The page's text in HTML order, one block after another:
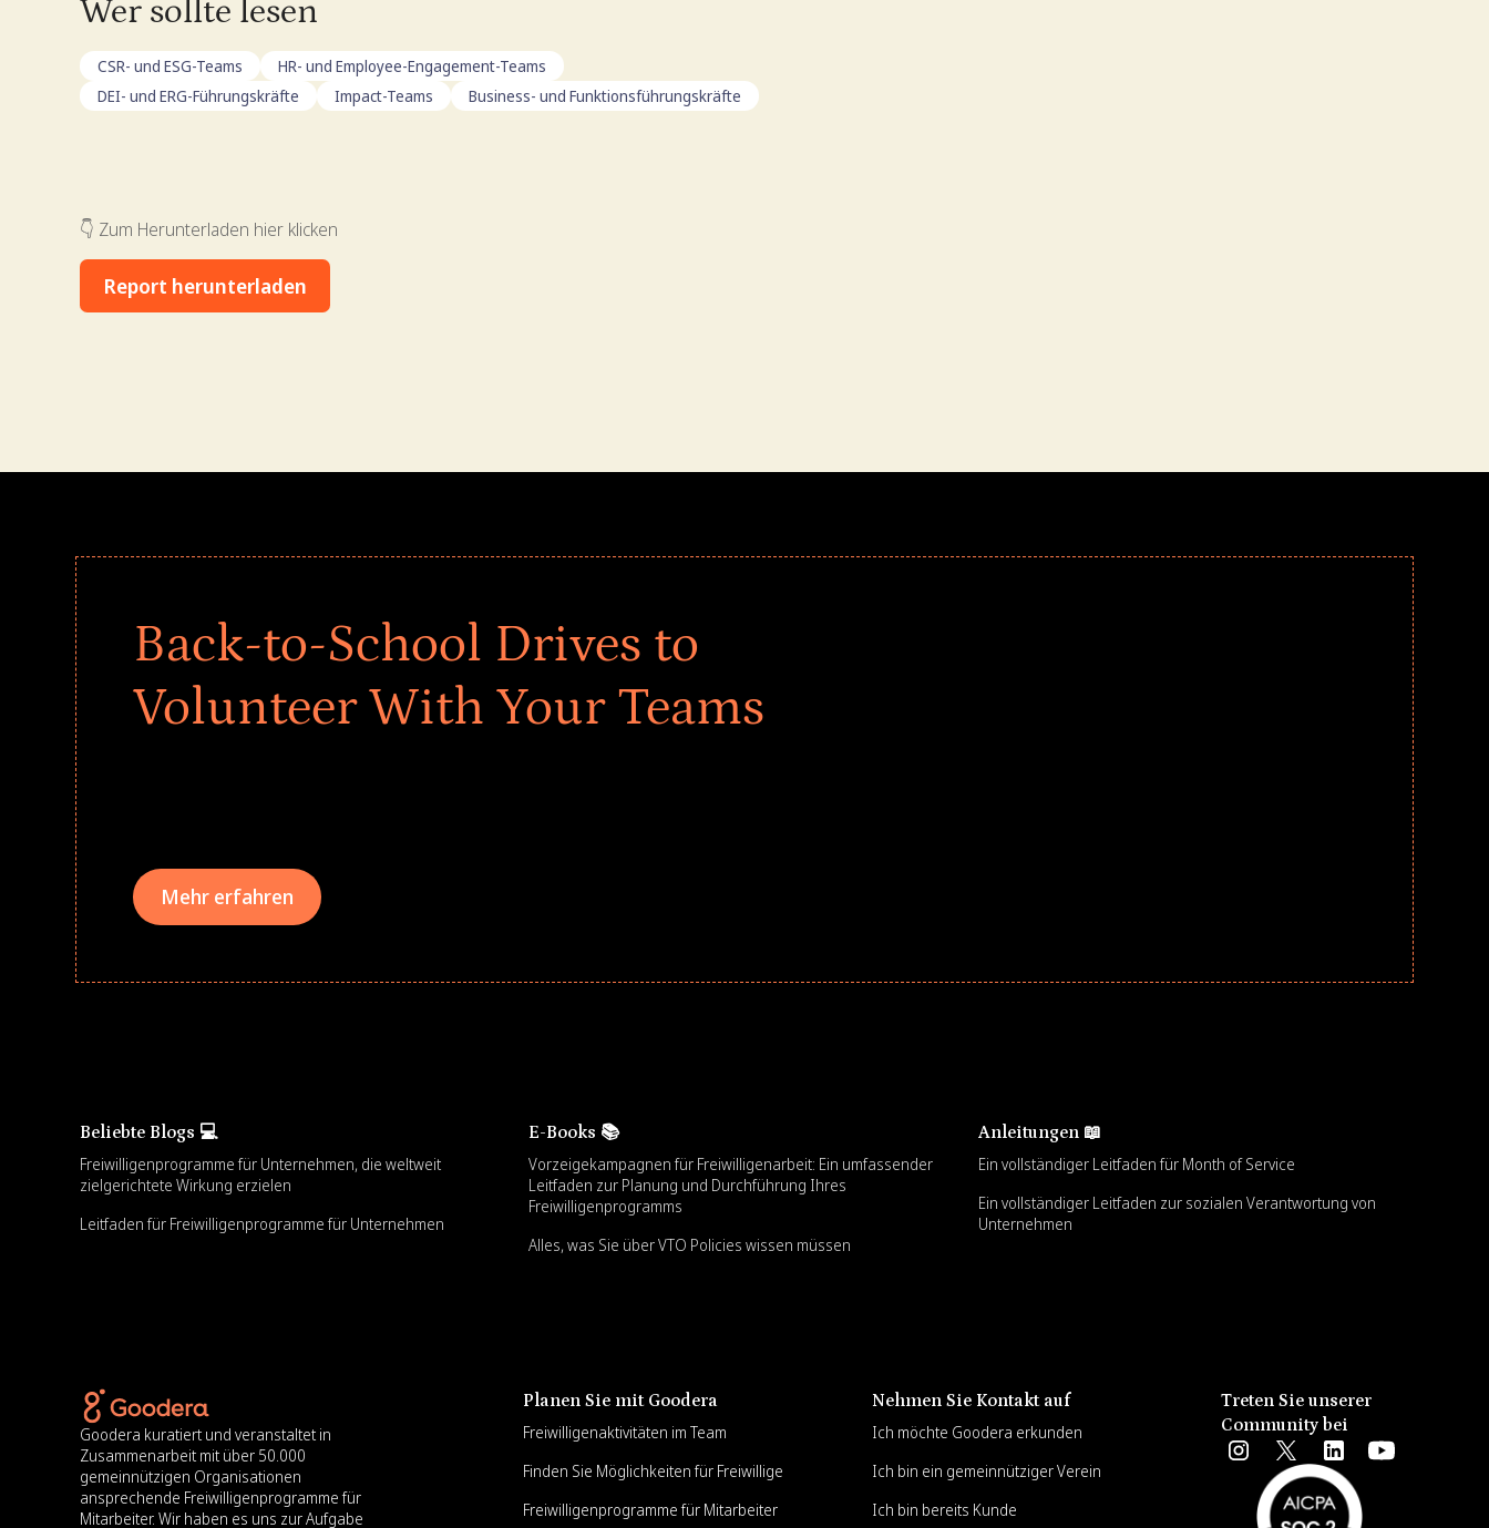
Wer sollte lesen
CSR- und ESG-Teams
HR- und Employee-Engagement-Teams
DEI- und ERG-Führungskräfte
Impact-Teams Business- und Funktionsführungskräfte
👇 Zum Herunterladen hier klicken
Report herunterladen
Back-to-School Drives to
Volunteer With Your Teams
Mehr erfahren
Beliebte Blogs 💻
Freiwilligenprogramme für Unternehmen, die weltweit
zielgerichtete Wirkung erzielen
Leitfaden für Freiwilligenprogramme für Unternehmen
E-Books 📚
Vorzeigekampagnen für Freiwilligenarbeit: Ein umfassender
Leitfaden zur Planung und Durchführung Ihres
Freiwilligenprogramms
Alles, was Sie über VTO Policies wissen müssen
Anleitungen 📖
Ein vollständiger Leitfaden für Month of Service
Ein vollständiger Leitfaden zur sozialen Verantwortung von
Unternehmen
Goodera kuratiert und veranstaltet in
Zusammenarbeit mit über 50.000
gemeinnützigen Organisationen
ansprechende Freiwilligenprogramme für
Mitarbeiter. Wir haben es uns zur Aufgabe
Planen Sie mit Goodera
Freiwilligenaktivitäten im Team
Finden Sie Möglichkeiten für Freiwillige
Freiwilligenprogramme für Mitarbeiter
Nehmen Sie Kontakt auf
Ich möchte Goodera erkunden
Ich bin ein gemeinnütziger Verein
Ich bin bereits Kunde
Treten Sie unserer
Community bei